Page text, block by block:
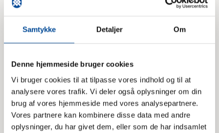
Samtykke Detaljer Om
Denne hjemmeside bruger cookies
Vi bruger cookies til at tilpasse vores indhold og til at
analysere vores trafik. Vi deler også oplysninger om din
brug af vores hjemmeside med vores analysepartnere.
Vores partnere kan kombinere disse data med andre
oplysninger, du har givet dem, eller som de har indsamlet